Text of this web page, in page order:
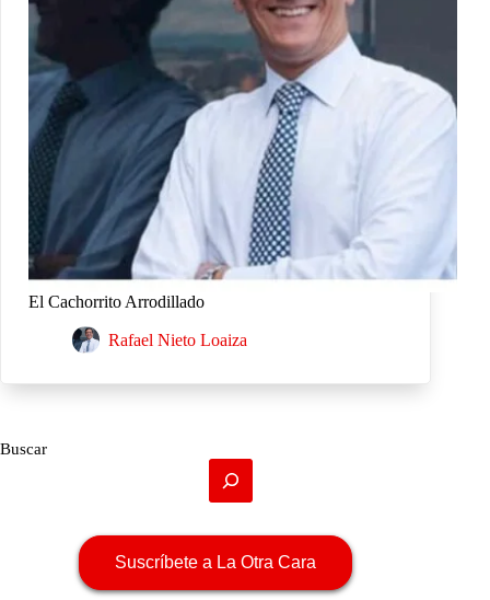
El Cachorrito Arrodillado
Rafael Nieto Loaiza
Buscar
Suscríbete a La Otra Cara